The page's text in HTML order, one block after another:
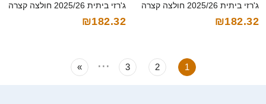
ג'רזי ביתית 2025/26 חולצה קצרה
₪182.32
ג'רזי ביתית 2025/26 חולצה קצרה
₪182.32
1
2
3
...
»